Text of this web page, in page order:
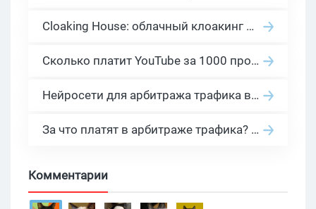
Cloaking House: облачный клоакинг для фильтрации ботов FB и Google Ads — гайд PHP-интеграции 2026
Сколько платит YouTube за 1000 просмотров в 2026: реальные цифры от 0.5 до 36 USD по ГЕО
Нейросети для арбитража трафика в 2026: инструменты, кейсы и AI-медиабайеры
За что платят в арбитраже трафика? 30 моделей оплаты в бурж и СНГ партнерках
Комментарии